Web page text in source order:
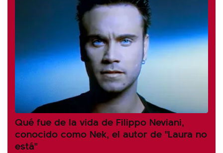
Qué fue de la vida de Filippo Neviani,
conocido como Nek, el autor de "Laura no
está"